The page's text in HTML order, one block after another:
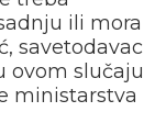
ili mora
savetodavac
ovom slučaju
ministarstva